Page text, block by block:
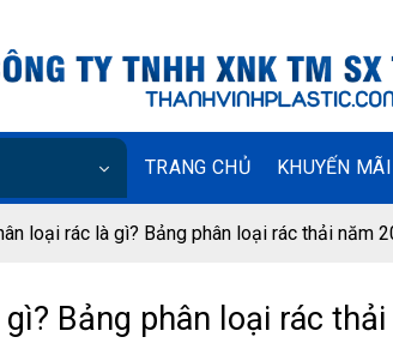
TRANG CHỦ KHUYẾN MÃI
loại rác là gì? Bảng phân loại rác thải năm
Bảng phân loại rác